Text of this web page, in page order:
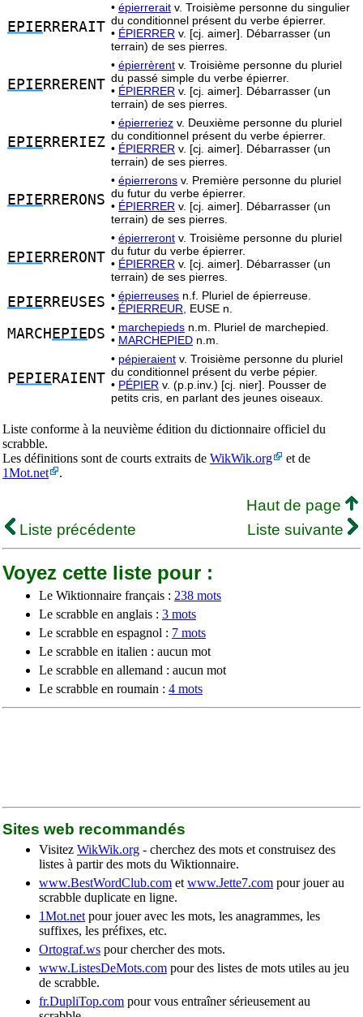
EPIE RRERAIT
• épierrerait v. Troisième personne du singulier
du conditionnel présent du verbe épierrer.
• ÉPIERRER v. [cj. aimer]. Débarrasser (un
terrain) de ses pierres.
EPIE RRERENT
• épierrèrent v. Troisième personne du pluriel
du passé simple du verbe épierrer.
• ÉPIERRER v. [cj. aimer]. Débarrasser (un
terrain) de ses pierres.
EPIE RRERIEZ
• épierreriez v. Deuxième personne du pluriel
du conditionnel présent du verbe épierrer.
• ÉPIERRER v. [cj. aimer]. Débarrasser (un
terrain) de ses pierres.
EPIE RRERONS
• épierrerons v. Première personne du pluriel
du futur du verbe épierrer.
• ÉPIERRER v. [cj. aimer]. Débarrasser (un
terrain) de ses pierres.
EPIE RRERONT
• épierreront v. Troisième personne du pluriel
du futur du verbe épierrer.
• ÉPIERRER v. [cj. aimer]. Débarrasser (un
terrain) de ses pierres.
EPIE RREUSES • épierreuses n.f. Pluriel de épierreuse.
• ÉPIERREUR, EUSE n.
MARCH EPIE DS • marchepieds n.m. Pluriel de marchepied.
• MARCHEPIED n.m.
P EPIE RAIENT
• pépieraient v. Troisième personne du pluriel
du conditionnel présent du verbe pépier.
• PÉPIER v. (p.p.inv.) [cj. nier]. Pousser de
petits cris, en parlant des jeunes oiseaux.
Liste conforme à la neuvième édition du dictionnaire officiel du
scrabble.
Les définitions sont de courts extraits de WikWik.org
et de
1Mot.net
.
Haut de page
Liste précédente
Liste suivante
Voyez cette liste pour :
Le Wiktionnaire français : 238 mots
Le scrabble en anglais : 3 mots
Le scrabble en espagnol : 7 mots
Le scrabble en italien : aucun mot
Le scrabble en allemand : aucun mot
Le scrabble en roumain : 4 mots
Sites web recommandés
Visitez WikWik.org - cherchez des mots et construisez des
listes à partir des mots du Wiktionnaire.
www.BestWordClub.com et www.Jette7.com pour jouer au
scrabble duplicate en ligne.
1Mot.net pour jouer avec les mots, les anagrammes, les
suffixes, les préfixes, etc.
Ortograf.ws pour chercher des mots.
www.ListesDeMots.com pour des listes de mots utiles au jeu
de scrabble.
fr.DupliTop.com pour vous entraîner sérieusement au